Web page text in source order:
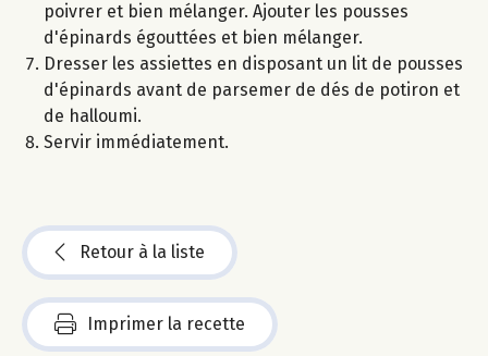
poivrer et bien mélanger. Ajouter les pousses
d'épinards égouttées et bien mélanger.
Dresser les assiettes en disposant un lit de pousses
d'épinards avant de parsemer de dés de potiron et
de halloumi.
Servir immédiatement.
Retour à la liste
Imprimer la recette